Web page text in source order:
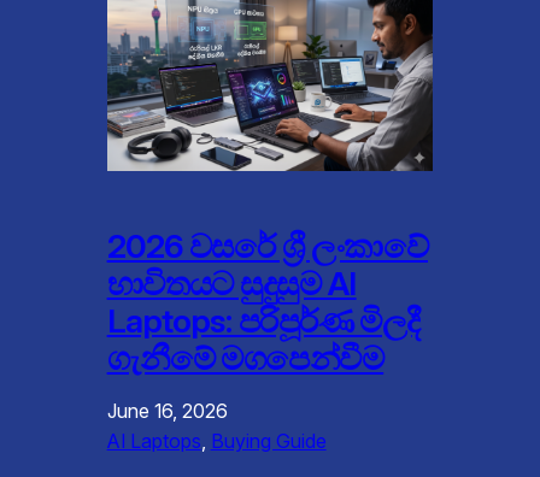
2026 වසරේ ශ්‍රී ලංකාවේ
භාවිතයට සුදුසුම AI
Laptops: පරිපූර්ණ මිලදී
ගැනීමේ මගපෙන්වීම
June 16, 2026
AI Laptops Buying Guide